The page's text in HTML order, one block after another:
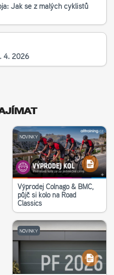
Jak se z malých cyklistů
4. 2026
NOVINKY
Výprodej Colnago & BMC,
půjč si kolo na Road
Classics
NOVINKY